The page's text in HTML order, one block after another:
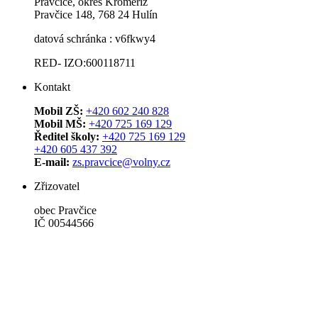
Pravčice 148, 768 24 Hulín
datová schránka : v6fkwy4
RED- IZO:600118711
Kontakt
Mobil ZŠ: +420 602 240 828
Mobil MŠ: +420 725 169 129
Ředitel školy: +420 725 169 129
+420 605 437 392
E-mail: zs.pravcice@volny.cz
Zřizovatel
obec Pravčice
IČ 00544566